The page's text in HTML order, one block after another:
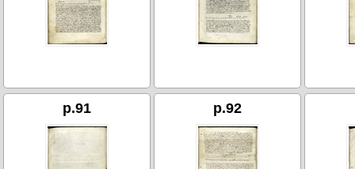
p.91 p.92